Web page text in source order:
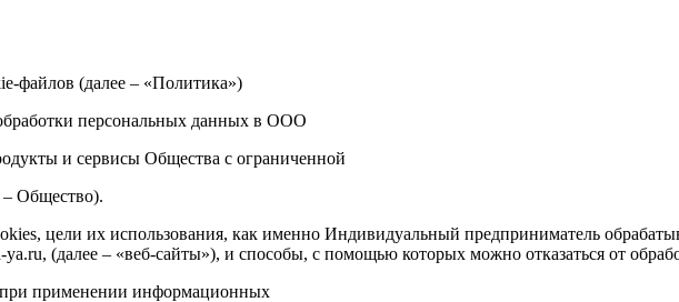
файлов (далее – «Политика»)
персональных данных в ООО
и сервисы Общества с ограниченной
– Общество).
цели их использования, как именно Индивидуальный предприниматель
ya.ru, (далее – «веб-сайты»), и способы, с помощью которых можно отказаться от
применении информационных